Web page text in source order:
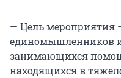
— Цель мероприятия
единомышленников
занимающихся
находящихся в